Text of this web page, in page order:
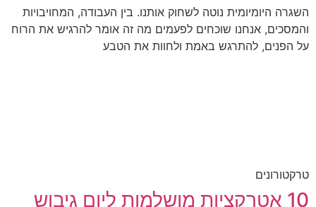
השגרה היומיומית נוטה לשחוק אותנו. בין העבודה, המחויבויות
והמסכים, אנחנו שוכחים לפעמים מה זה אומר להרגיש את הרוח
על הפנים, להתרגש באמת ולחוות את הטבע
טרקטורונים
10 אטרקציות מושלמות ליום גיבוש